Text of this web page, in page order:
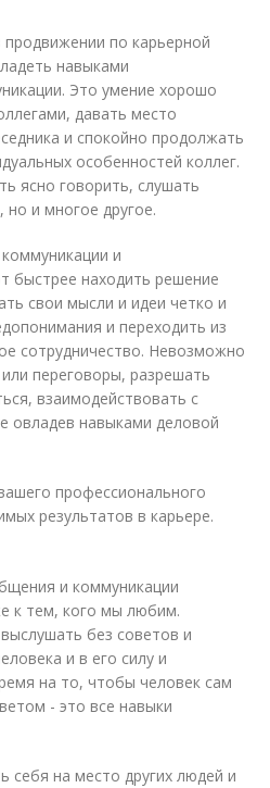
по карьерной
навыками
Это умение хорошо
давать место
и спокойно продолжать
особенностей коллег.
ясно говорить, слушать
и многое другое.
и
быстрее находить решение
свои мысли и идеи четко и
и переходить из
сотрудничество. Невозможно
переговоры, разрешать
взаимодействовать с
овладев навыками деловой
профессионального
результатов в карьере.
и коммуникации
к тем, кого мы любим.
без советов и
и в его силу и
на то, чтобы человек сам
- это все навыки
себя на место других людей и